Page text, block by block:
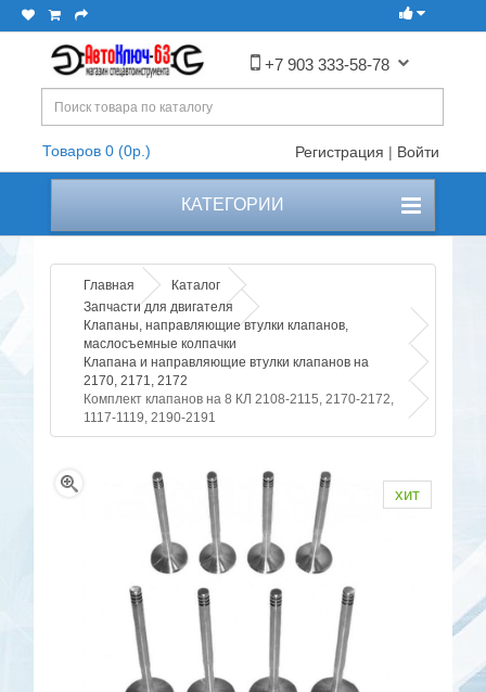
+7 903 333-58-78
Товаров 0 (0р.) Регистрация | Войти
КАТЕГОРИИ
Главная
Каталог
Запчасти для двигателя
Клапаны, направляющие втулки клапанов,
маслосъемные колпачки
Клапана и направляющие втулки клапанов на
2170, 2171, 2172
Комплект клапанов на 8 КЛ 2108-2115, 2170-2172,
1117-1119, 2190-2191
хит